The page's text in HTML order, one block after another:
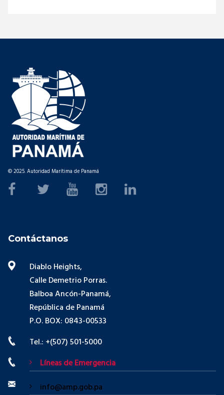
© 2025. Autoridad Marítima de Panamá
Contáctanos
Diablo Heights,
Calle Demetrio Porras.
Balboa Ancón-Panamá,
República de Panamá
P.O. BOX: 0843-00533
Tel.: +(507) 501-5000
Líneas de Emergencia
info@amp.gob.pa